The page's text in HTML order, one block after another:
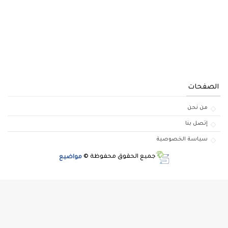
الصفحات
من نحن
إتصل بنا
سياسة الخصوصية
جميع الحقوق محفوظة © مواضيع